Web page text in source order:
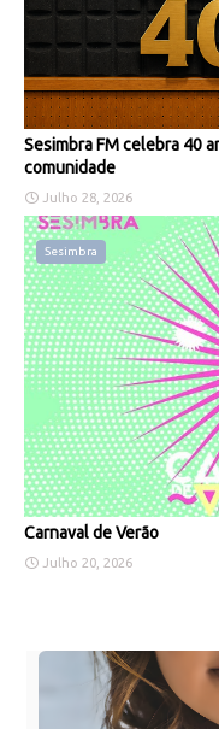
Sesimbra FM celebra 40
comunidade
Julho 28, 2026
Sesimbra
Carnaval de Verão
Julho 20, 2026